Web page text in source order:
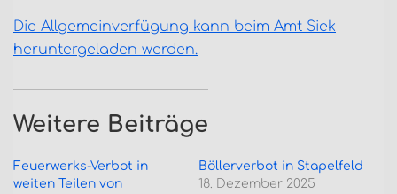
Die Allgemeinverfügung kann beim Amt Siek
heruntergeladen werden.
Weitere Beiträge
Feuerwerks-Verbot in
weiten Teilen von
Böllerverbot in Stapelfeld
18. Dezember 2025